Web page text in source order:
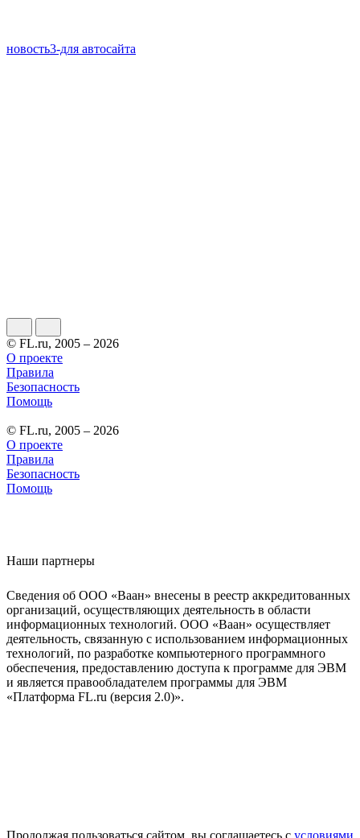
новость3-для автосайта
© FL.ru, 2005 – 2026
О проекте
Правила
Безопасность
Помощь
© FL.ru, 2005 – 2026
О проекте
Правила
Безопасность
Помощь
Наши партнеры
Сведения об ООО «Ваан» внесены в реестр аккредитованных
организаций, осуществляющих деятельность в области
информационных технологий. ООО «Ваан» осуществляет
деятельность, связанную с использованием информационных
технологий, по разработке компьютерного программного
обеспечения, предоставлению доступа к программе для ЭВМ
и является правообладателем программы для ЭВМ
«Платформа FL.ru (версия 2.0)».
Продолжая пользоваться сайтом, вы соглашаетесь с условиями